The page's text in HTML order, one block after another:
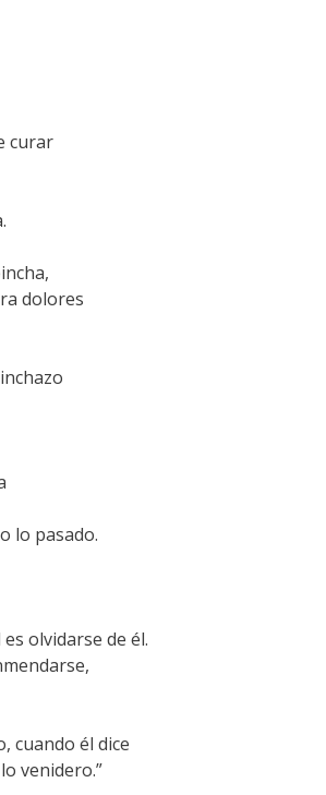
curar
dolores
lo pasado.
olvidarse de él.
cuando él dice
venidero.”